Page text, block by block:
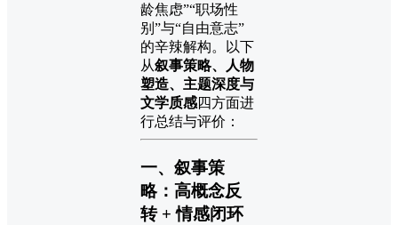
龄焦虑”“职场性
别”与“自由意志”
的辛辣解构。以下
从叙事策略、人物
塑造、主题深度与
文学质感四方面进
行总结与评价：
一、叙事策
略：高概念反
转 + 情感闭环